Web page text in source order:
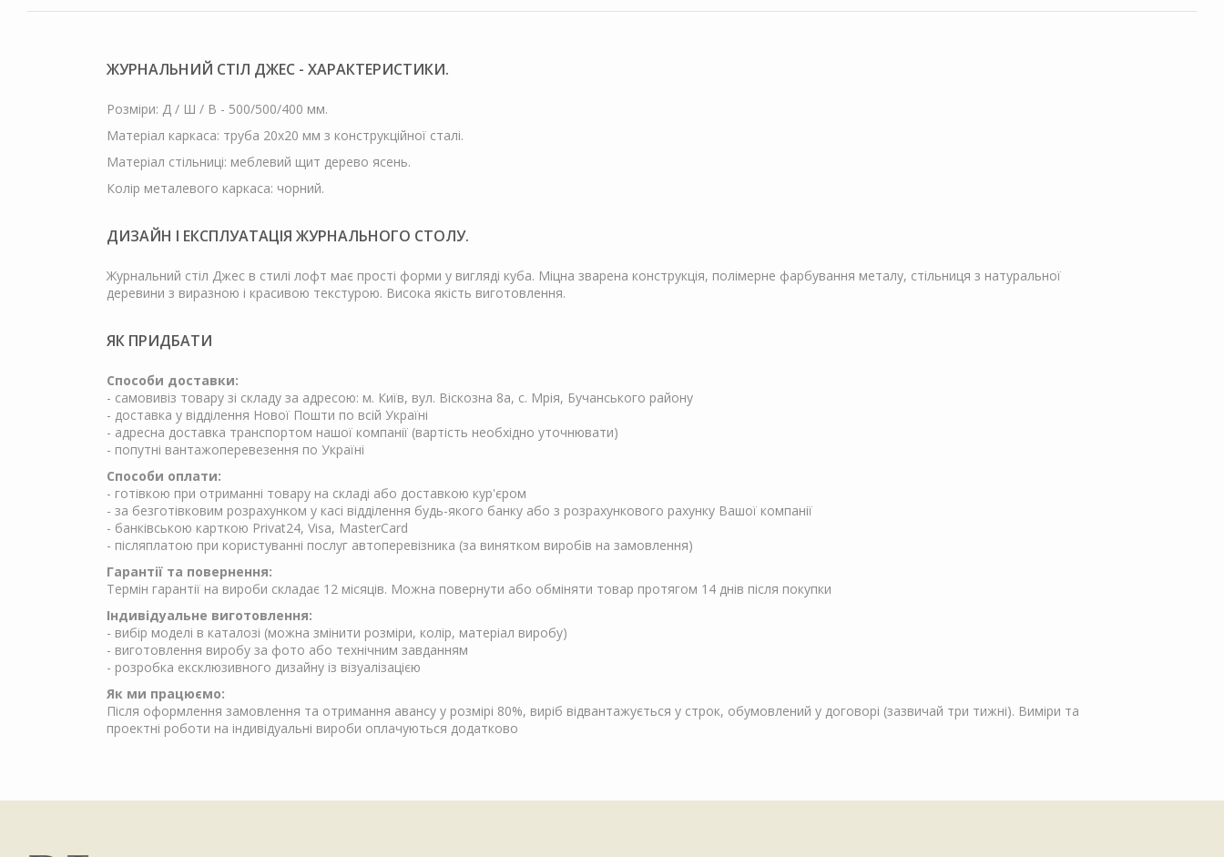
ЖУРНАЛЬНИЙ СТІЛ ДЖЕС - ХАРАКТЕРИСТИКИ.
Розміри: Д / Ш / В - 500/500/400 мм.
Матеріал каркаса: труба 20х20 мм з конструкційної сталі.
Матеріал стільниці: меблевий щит дерево ясень.
Колір металевого каркаса: чорний.
ДИЗАЙН І ЕКСПЛУАТАЦІЯ ЖУРНАЛЬНОГО СТОЛУ.
Журнальний стіл Джес в стилі лофт має прості форми у вигляді куба. Міцна зварена конструкція, полімерне фарбування металу, стільниця з натуральної
деревини з виразною і красивою текстурою. Висока якість виготовлення.
ЯК ПРИДБАТИ
Способи доставки:
- самовивіз товару зі складу за адресою: м. Київ, вул. Віскозна 8а, с. Мрія, Бучанського району
- доставка у відділення Нової Пошти по всій Україні
- адресна доставка транспортом нашої компанії (вартість необхідно уточнювати)
- попутні вантажоперевезення по Україні
Способи оплати:
- готівкою при отриманні товару на складі або доставкою кур'єром
- за безготівковим розрахунком у касі відділення будь-якого банку або з розрахункового рахунку Вашої компанії
- банківською карткою Privat24, Visa, MasterCard
- післяплатою при користуванні послуг автоперевізника (за винятком виробів на замовлення)
Гарантії та повернення:
Термін гарантії на вироби складає 12 місяців. Можна повернути або обміняти товар протягом 14 днів після покупки
Індивідуальне виготовлення:
- вибір моделі в каталозі (можна змінити розміри, колір, матеріал виробу)
- виготовлення виробу за фото або технічним завданням
- розробка ексклюзивного дизайну із візуалізацією
Як ми працюємо:
Після оформлення замовлення та отримання авансу у розмірі 80%, виріб відвантажується у строк, обумовлений у договорі (зазвичай три тижні). Виміри та
проектні роботи на індивідуальні вироби оплачуються додатково